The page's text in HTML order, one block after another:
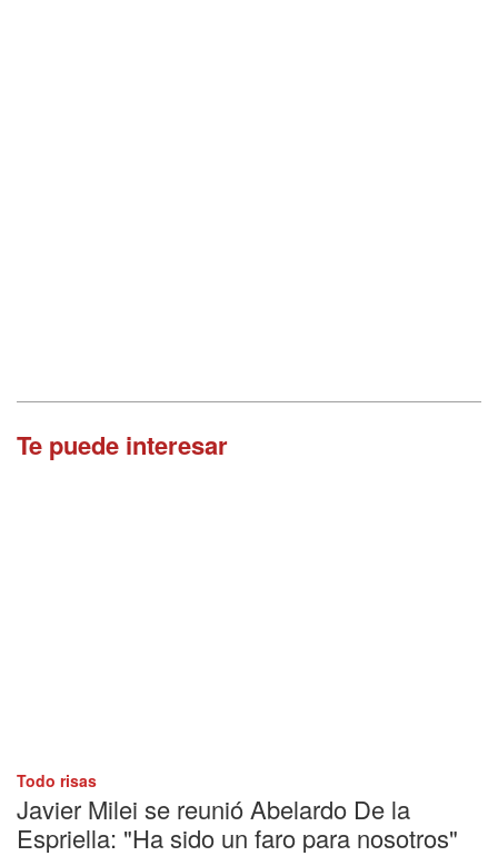
Te puede interesar
Todo risas
Javier Milei se reunió Abelardo De la
Espriella: "Ha sido un faro para nosotros"